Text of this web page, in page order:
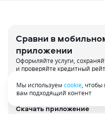
Сравни в
приложении
Оформляйте услуги,
и проверяйте кредитный
Скачать приложение
Мы используем cookie ,
вам подходящий контент